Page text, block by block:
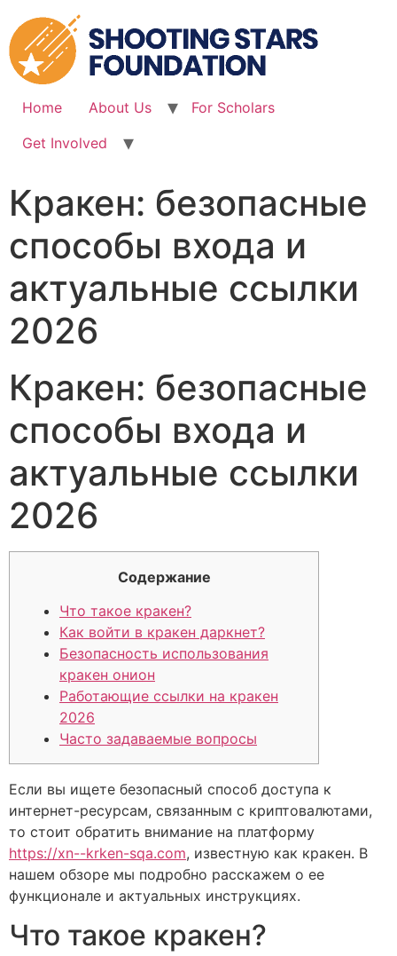
to
content
Home About Us
For Scholars
Get Involved
Кракен: безопасные
способы входа и
актуальные ссылки
2026
Кракен: безопасные
способы входа и
актуальные ссылки
2026
Содержание
Что такое кракен?
Как войти в кракен даркнет?
Безопасность использования
кракен онион
Работающие ссылки на кракен
2026
Часто задаваемые вопросы
Если вы ищете безопасный способ доступа к
интернет-ресурсам, связанным с криптовалютами,
то стоит обратить внимание на платформу
https://xn--krken-sqa.com, известную как кракен. В
нашем обзоре мы подробно расскажем о ее
функционале и актуальных инструкциях.
Что такое кракен?